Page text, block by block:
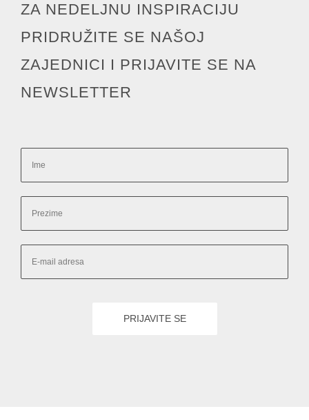
ZA NEDELJNU INSPIRACIJU
PRIDRUŽITE SE NAŠOJ
ZAJEDNICI I PRIJAVITE SE NA
NEWSLETTER